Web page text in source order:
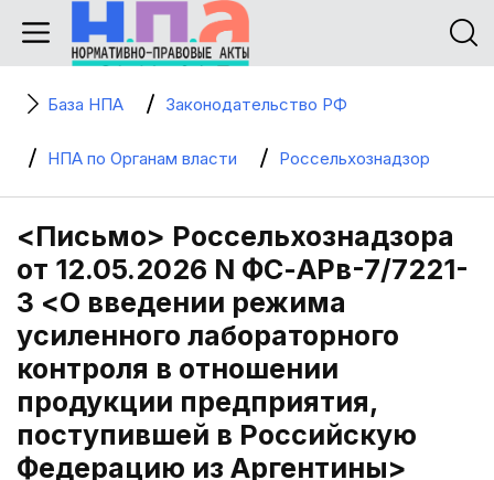
База НПА Законодательство РФ
НПА по Органам власти Россельхознадзор
<Письмо> Россельхознадзора
от 12.05.2026 N ФС-АРв-7/7221-
3 <О введении режима
усиленного лабораторного
контроля в отношении
продукции предприятия,
поступившей в Российскую
Федерацию из Аргентины>